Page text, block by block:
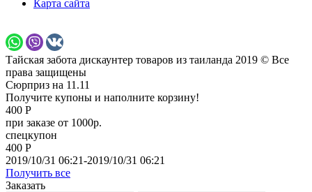
Карта сайта
Тайская забота дискаунтер товаров из таиланда 2019 © Все
права защищены
Сюрприз на 11.11
Получите купоны и наполните корзину!
400 Р
при заказе от 1000р.
спецкупон
400 Р
2019/10/31 06:21-2019/10/31 06:21
Получить все
Заказать